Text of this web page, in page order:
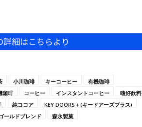
細はこちらより
小川珈琲 キーコーヒー
有機珈琲
珈琲 コーヒー インスタントコーヒー
嗜好飲料
純ココア
KEY DOORS＋(キードアーズプラス)
ールドブレンド 森永製菓